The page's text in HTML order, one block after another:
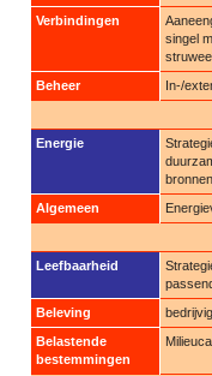
Verbindingen
singel
Beheer
In-/
Energie
Algemeen
Leefbaarheid
Beleving
bedrijvig
Belastende
bestemmingen